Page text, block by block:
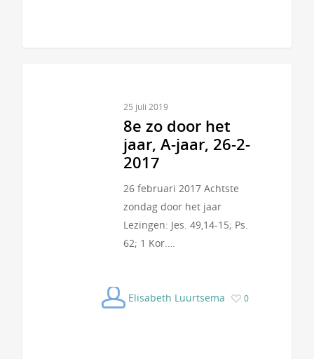
25 juli 2019
8e zo door het
jaar, A-jaar, 26-2-
2017
26 februari 2017 Achtste
zondag door het jaar
Lezingen: Jes. 49,14-15; Ps.
62; 1 Kor.…
Elisabeth Luurtsema 0